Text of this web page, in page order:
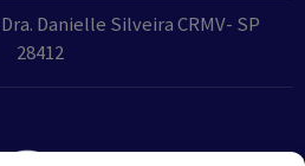
Danielle Silveira CRMV- SP
28412